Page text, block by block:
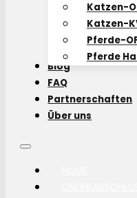
Katzen-
Katzen-
Pferde-
Pferde
Blog
FAQ
Partnerschaften
Über uns